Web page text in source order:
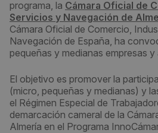
programa, la Cámara Oficial de
Servicios y Navegación de
Cámara Oficial de Comercio,
Navegación de España, ha
pequeñas y medianas empresas
El objetivo es promover la
(micro, pequeñas y medianas) y
el Régimen Especial de
demarcación cameral de la
Almería en el Programa